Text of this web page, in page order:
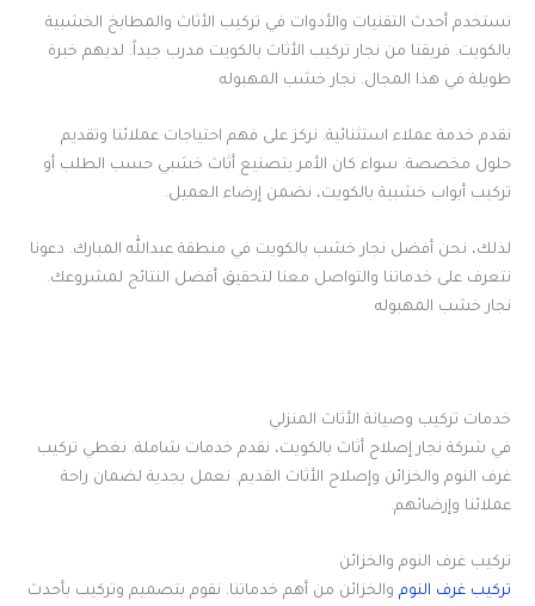
نستخدم أحدث التقنيات والأدوات في تركيب الأثاث والمطابخ الخشبية
بالكويت. فريقنا من نجار تركيب الأثاث بالكويت مدرب جيداً. لديهم خبرة
طويلة في هذا المجال. نجار خشب المهبوله
نقدم خدمة عملاء استثنائية. نركز على فهم احتياجات عملائنا وتقديم
حلول مخصصة. سواء كان الأمر بتصنيع أثاث خشبي حسب الطلب أو
تركيب أبواب خشبية بالكويت، نضمن إرضاء العميل.
لذلك، نحن أفضل نجار خشب بالكويت في منطقة عبدالله المبارك. دعونا
نتعرف على خدماتنا والتواصل معنا لتحقيق أفضل النتائج لمشروعك.
نجار خشب المهبوله
خدمات تركيب وصيانة الأثاث المنزلي
في شركة نجار إصلاح أثاث بالكويت، نقدم خدمات شاملة. نغطي تركيب
غرف النوم والخزائن وإصلاح الأثاث القديم. نعمل بجدية لضمان راحة
عملائنا وإرضائهم.
تركيب غرف النوم والخزائن
تركيب غرف النوم والخزائن من أهم خدماتنا. نقوم بتصميم وتركيب بأحدث